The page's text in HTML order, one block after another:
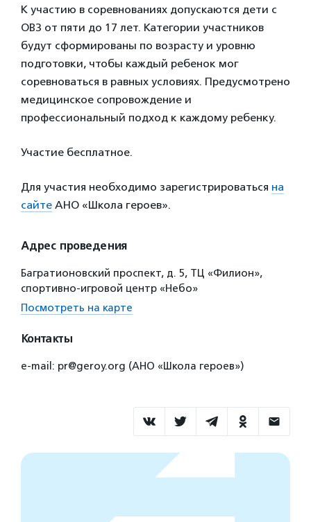
К участию в соревнованиях допускаются дети с
ОВЗ от пяти до 17 лет. Категории участников
будут сформированы по возрасту и уровню
подготовки, чтобы каждый ребенок мог
соревноваться в равных условиях. Предусмотрено
медицинское сопровождение и
профессиональный подход к каждому ребенку.
Участие бесплатное.
Для участия необходимо зарегистрироваться на
сайте АНО «Школа героев».
Адрес проведения
Багратионовский проспект, д. 5, ТЦ «Филион»,
спортивно-игровой центр «Небо»
Посмотреть на карте
Контакты
e-mail: pr@geroy.org (АНО «Школа героев»)